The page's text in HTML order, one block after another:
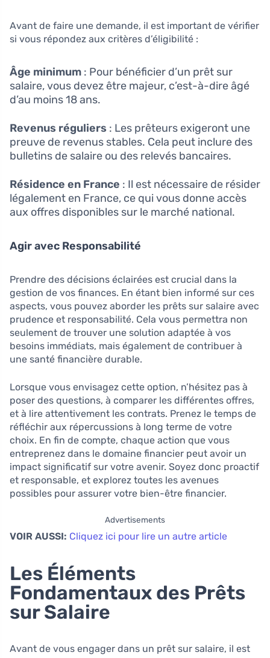
Avant de faire une demande, il est important de vérifier
si vous répondez aux critères d’éligibilité :
Âge minimum : Pour bénéficier d’un prêt sur
salaire, vous devez être majeur, c’est-à-dire âgé
d’au moins 18 ans.
Revenus réguliers : Les prêteurs exigeront une
preuve de revenus stables. Cela peut inclure des
bulletins de salaire ou des relevés bancaires.
Résidence en France : Il est nécessaire de résider
légalement en France, ce qui vous donne accès
aux offres disponibles sur le marché national.
Agir avec Responsabilité
Prendre des décisions éclairées est crucial dans la
gestion de vos finances. En étant bien informé sur ces
aspects, vous pouvez aborder les prêts sur salaire avec
prudence et responsabilité. Cela vous permettra non
seulement de trouver une solution adaptée à vos
besoins immédiats, mais également de contribuer à
une santé financière durable.
Lorsque vous envisagez cette option, n’hésitez pas à
poser des questions, à comparer les différentes offres,
et à lire attentivement les contrats. Prenez le temps de
réfléchir aux répercussions à long terme de votre
choix. En fin de compte, chaque action que vous
entreprenez dans le domaine financier peut avoir un
impact significatif sur votre avenir. Soyez donc proactif
et responsable, et explorez toutes les avenues
possibles pour assurer votre bien-être financier.
Advertisements
VOIR AUSSI: Cliquez ici pour lire un autre article
Les Éléments
Fondamentaux des Prêts
sur Salaire
Avant de vous engager dans un prêt sur salaire, il est